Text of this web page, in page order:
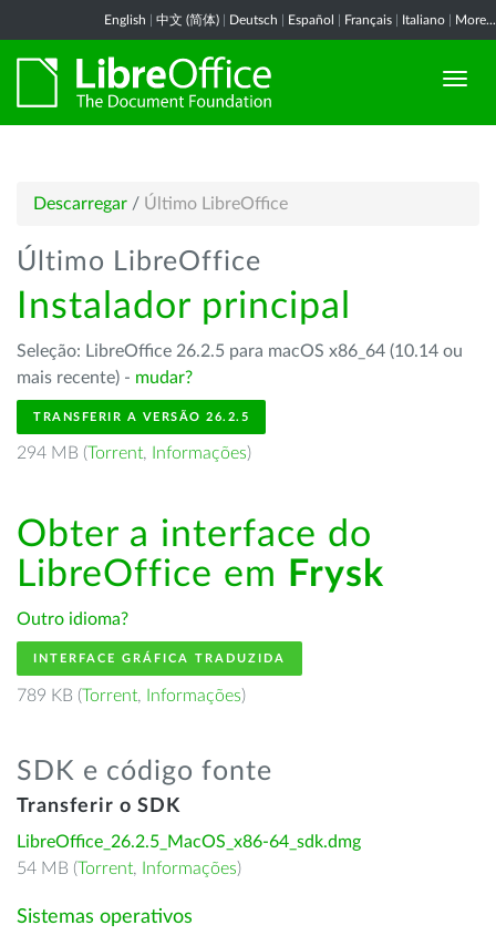
English 中文 (简体) Deutsch Español Français Italiano More...
Descarregar / Último LibreOffice
Último LibreOffice
Instalador principal
Seleção: LibreOffice 26.2.5 para macOS x86_64 (10.14 ou
mais recente) - mudar?
TRANSFERIR A VERSÃO 26.2.5
294 MB (Torrent, Informações)
Obter a interface do
LibreOffice em Frysk
Outro idioma?
INTERFACE GRÁFICA TRADUZIDA
789 KB (Torrent, Informações)
SDK e código fonte
Transferir o SDK
LibreOffice_26.2.5_MacOS_x86-64_sdk.dmg
54 MB (Torrent, Informações)
Sistemas operativos